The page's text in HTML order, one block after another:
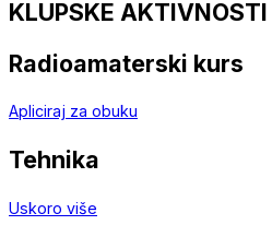
KLUPSKE AKTIVNOSTI
Radioamaterski kurs
Apliciraj za obuku
Tehnika
Uskoro više